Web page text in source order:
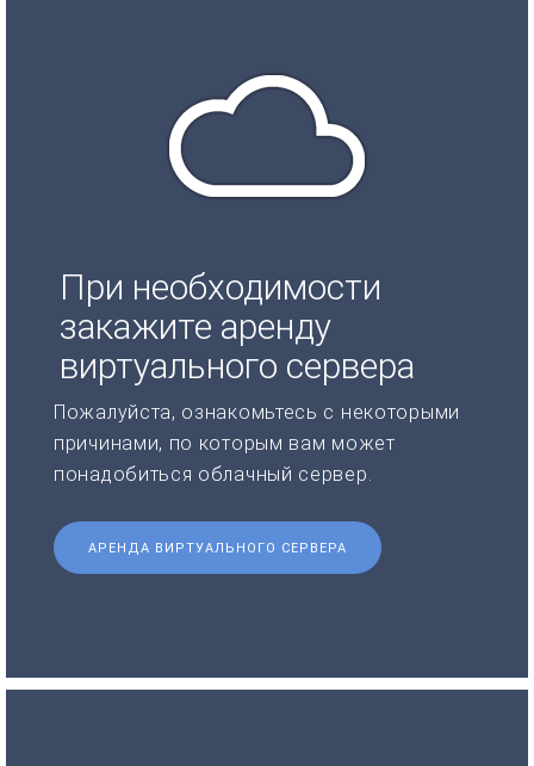
При необходимости
закажите аренду
виртуального сервера
Пожалуйста, ознакомьтесь с некоторыми
причинами, по которым вам может
понадобиться облачный сервер.
АРЕНДА ВИРТУАЛЬНОГО СЕРВЕРА